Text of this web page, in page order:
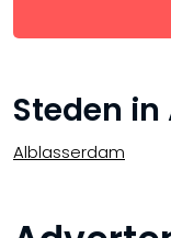
Steden
Alblasserdam